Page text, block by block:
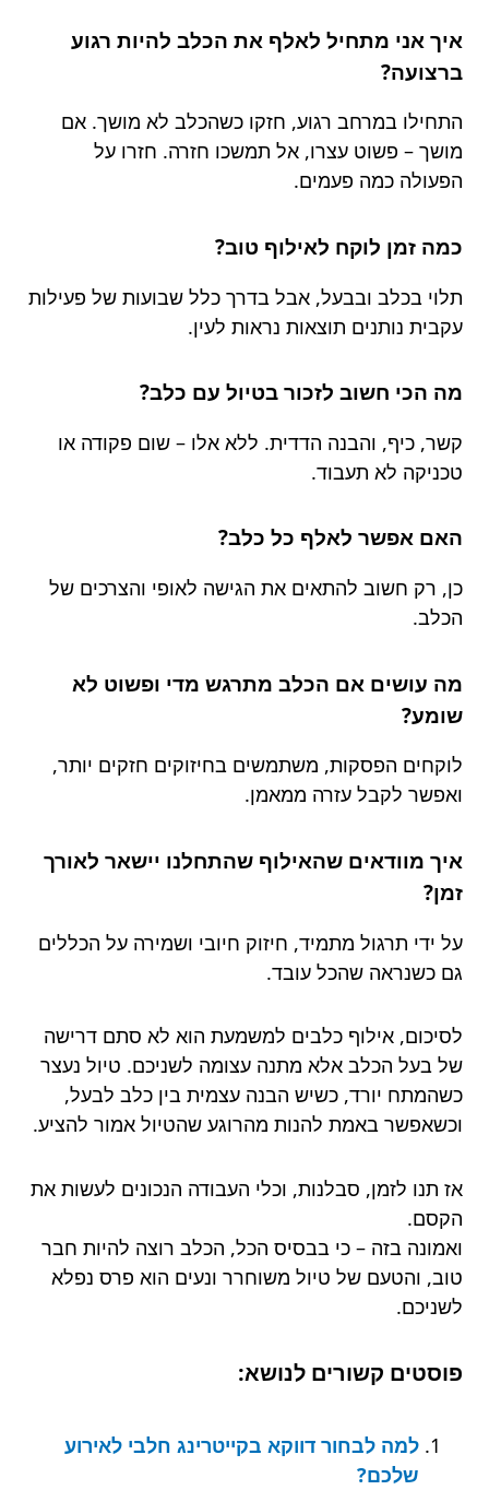
איך אני מתחיל לאלף את הכלב להיות רגוע
ברצועה?
התחילו במרחב רגוע, חזקו כשהכלב לא מושך. אם
מושך – פשוט עצרו, אל תמשכו חזרה. חזרו על
הפעולה כמה פעמים.
כמה זמן לוקח לאילוף טוב?
תלוי בכלב ובבעל, אבל בדרך כלל שבועות של פעילות
עקבית נותנים תוצאות נראות לעין.
מה הכי חשוב לזכור בטיול עם כלב?
קשר, כיף, והבנה הדדית. ללא אלו – שום פקודה או
טכניקה לא תעבוד.
האם אפשר לאלף כל כלב?
כן, רק חשוב להתאים את הגישה לאופי והצרכים של
הכלב.
מה עושים אם הכלב מתרגש מדי ופשוט לא
שומע?
לוקחים הפסקות, משתמשים בחיזוקים חזקים יותר,
ואפשר לקבל עזרה ממאמן.
איך מוודאים שהאילוף שהתחלנו יישאר לאורך
זמן?
על ידי תרגול מתמיד, חיזוק חיובי ושמירה על הכללים
גם כשנראה שהכל עובד.
לסיכום, אילוף כלבים למשמעת הוא לא סתם דרישה
של בעל הכלב אלא מתנה עצומה לשניכם. טיול נעצר
כשהמתח יורד, כשיש הבנה עצמית בין כלב לבעל,
וכשאפשר באמת להנות מהרוגע שהטיול אמור להציע.
אז תנו לזמן, סבלנות, וכלי העבודה הנכונים לעשות את
הקסם.
ואמונה בזה – כי בבסיס הכל, הכלב רוצה להיות חבר
טוב, והטעם של טיול משוחרר ונעים הוא פרס נפלא
לשניכם.
פוסטים קשורים לנושא:
למה לבחור דווקא בקייטרינג חלבי לאירוע
שלכם?